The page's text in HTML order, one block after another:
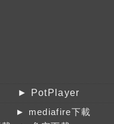
► PotPlayer